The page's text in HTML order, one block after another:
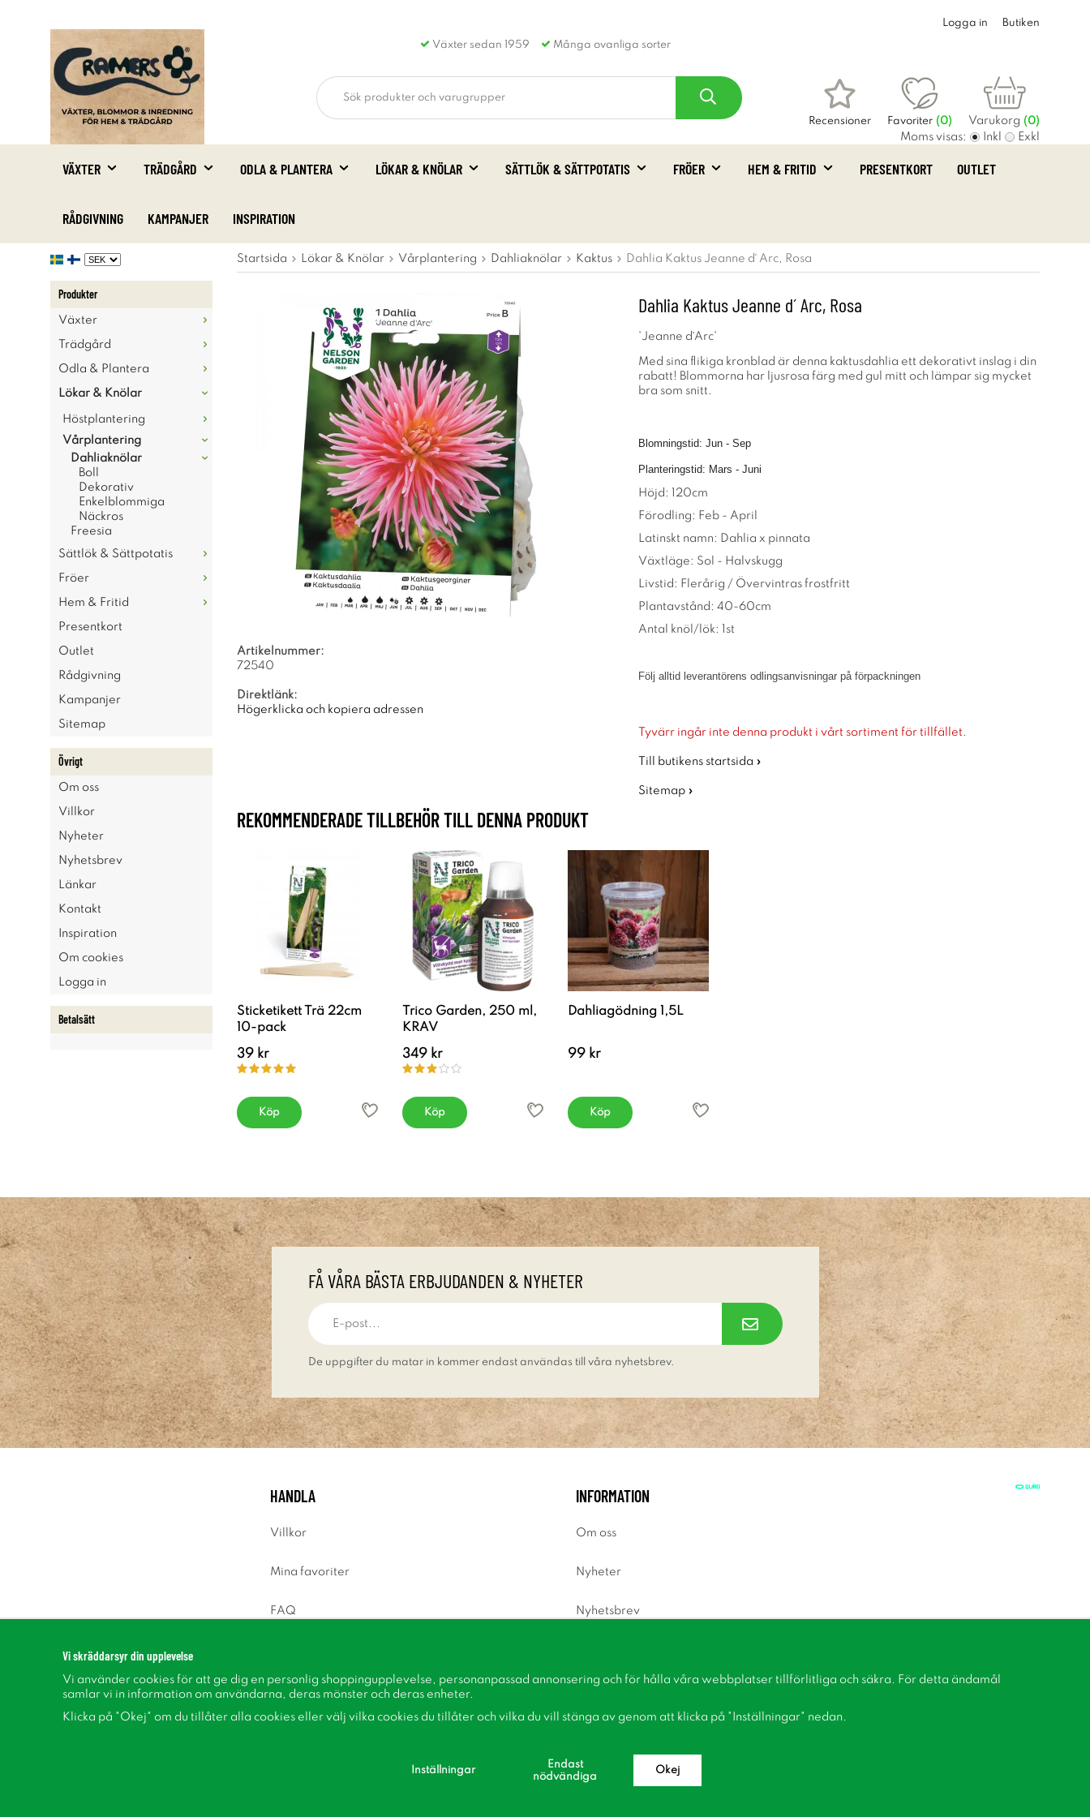
Växter sedan 1959 Många ovanliga sorter
Logga in Butiken
Recensioner Favoriter (0) Varukorg (0)
Moms visas: Inkl Exkl
VÄXTER TRÄDGÅRD ODLA & PLANTERA LÖKAR & KNÖLAR SÄTTLÖK & SÄTTPOTATIS FRÖER HEM & FRITID PRESENTKORT OUTLET
RÅDGIVNING KAMPANJER INSPIRATION
Produkter
Växter
Trädgård
Odla & Plantera
Lökar & Knölar
Höstplantering
Vårplantering
Dahliaknölar
Boll
Dekorativ
Enkelblommiga
Näckros
Freesia
Sättlök & Sättpotatis
Fröer
Hem & Fritid
Presentkort
Outlet
Rådgivning
Kampanjer
Sitemap
Övrigt
Om oss
Villkor
Nyheter
Nyhetsbrev
Länkar
Kontakt
Inspiration
Om cookies
Logga in
Betalsätt
Startsida Lökar & Knölar Vårplantering Dahliaknölar Kaktus Dahlia Kaktus Jeanne d´ Arc, Rosa
Dahlia Kaktus Jeanne d´ Arc, Rosa
'Jeanne d´Arc'
Med sina flikiga kronblad är denna kaktusdahlia ett dekorativt inslag i din
rabatt! Blommorna har ljusrosa färg med gul mitt och lämpar sig mycket
bra som snitt.
Blomningstid: Jun - Sep
Planteringstid: Mars - Juni
Höjd: 120cm
Förodling: Feb - April
Latinskt namn: Dahlia x pinnata
Växtläge: Sol - Halvskugg
Livstid: Flerårig / Övervintras frostfritt
Plantavstånd: 40-60cm
Antal knöl/lök: 1st
Följ alltid leverantörens odlingsanvisningar på förpackningen
Tyvärr ingår inte denna produkt i vårt sortiment för tillfället.
Till butikens startsida »
Sitemap »
Artikelnummer:
72540
Direktlänk:
Högerklicka och kopiera adressen
REKOMMENDERADE TILLBEHÖR TILL DENNA PRODUKT
Sticketikett Trä 22cm
10-pack
39 kr
Köp
Trico Garden, 250 ml,
KRAV
349 kr
Köp
Dahliagödning 1,5L
99 kr
Köp
FÅ VÅRA BÄSTA ERBJUDANDEN & NYHETER
De uppgifter du matar in kommer endast användas till våra nyhetsbrev.
HANDLA
Villkor
Mina favoriter
FAQ
INFORMATION
Om oss
Nyheter
Nyhetsbrev
Inspiration
Vi skräddarsyr din upplevelse
Vi använder cookies för att ge dig en personlig shoppingupplevelse, personanpassad annonsering och för hålla våra webbplatser tillförlitliga och säkra. För detta ändamål
samlar vi in information om användarna, deras mönster och deras enheter.
Klicka på "Okej" om du tillåter alla cookies eller välj vilka cookies du tillåter och vilka du vill stänga av genom att klicka på "Inställningar" nedan.
Inställningar
Endast
nödvändiga
Okej